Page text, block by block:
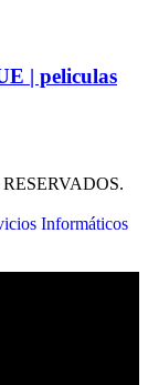
| peliculas
Informáticos